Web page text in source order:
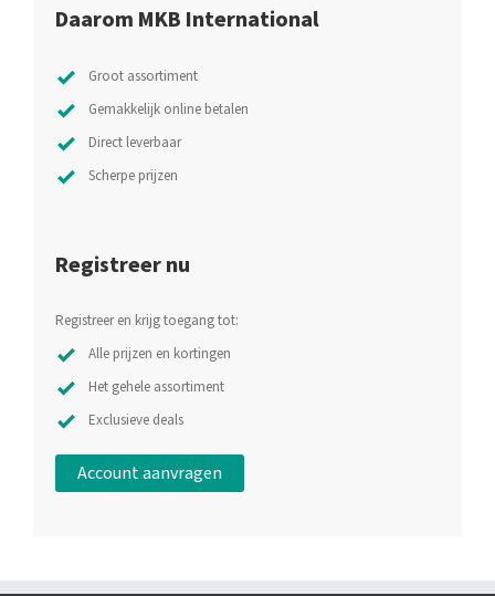
Daarom MKB International
Groot assortiment
Gemakkelijk online betalen
Direct leverbaar
Scherpe prijzen
Registreer nu
Registreer en krijg toegang tot:
Alle prijzen en kortingen
Het gehele assortiment
Exclusieve deals
Account aanvragen